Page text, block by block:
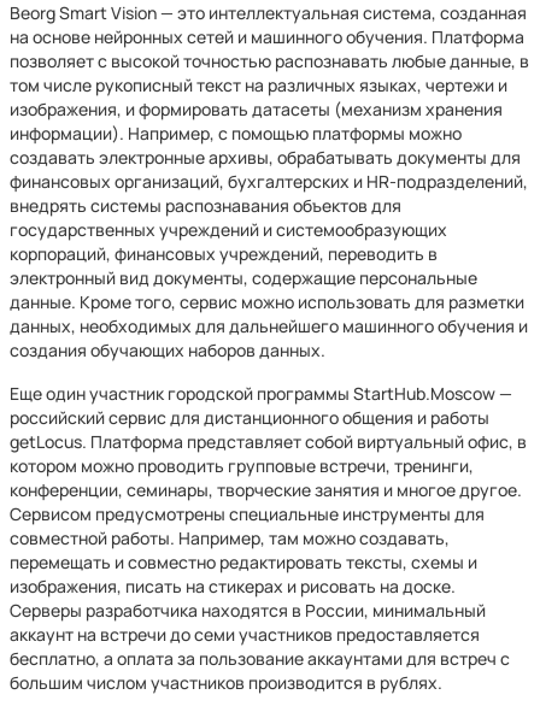
Beorg Smart Vision — это интеллектуальная система, созданная
на основе нейронных сетей и машинного обучения. Платформа
позволяет с высокой точностью распознавать любые данные, в
том числе рукописный текст на различных языках, чертежи и
изображения, и формировать датасеты (механизм хранения
информации). Например, с помощью платформы можно
создавать электронные архивы, обрабатывать документы для
финансовых организаций, бухгалтерских и HR-подразделений,
внедрять системы распознавания объектов для
государственных учреждений и системообразующих
корпораций, финансовых учреждений, переводить в
электронный вид документы, содержащие персональные
данные. Кроме того, сервис можно использовать для разметки
данных, необходимых для дальнейшего машинного обучения и
создания обучающих наборов данных.
Еще один участник городской программы StartHub.Moscow —
российский сервис для дистанционного общения и работы
getLocus. Платформа представляет собой виртуальный офис, в
котором можно проводить групповые встречи, тренинги,
конференции, семинары, творческие занятия и многое другое.
Сервисом предусмотрены специальные инструменты для
совместной работы. Например, там можно создавать,
перемещать и совместно редактировать тексты, схемы и
изображения, писать на стикерах и рисовать на доске.
Серверы разработчика находятся в России, минимальный
аккаунт на встречи до семи участников предоставляется
бесплатно, а оплата за пользование аккаунтами для встреч с
большим числом участников производится в рублях.